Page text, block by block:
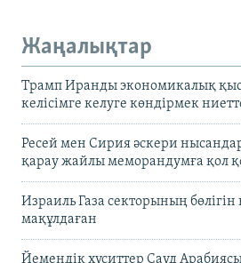
Жаңалықтар
Трамп Иранды экономикалық
келісімге келуге көндірмек
Ресей мен Сирия әскери
қарау жайлы меморандумға қол
Израиль Газа секторының бөлігін
мақұлдаған
Йемендік хуситтер Сауд